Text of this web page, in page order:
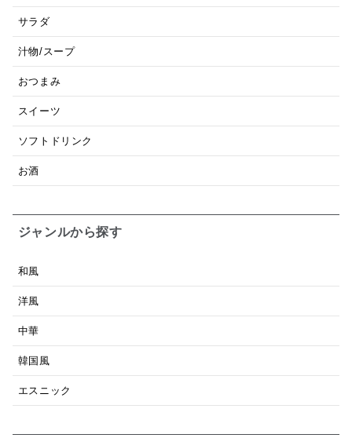
サラダ
汁物/スープ
おつまみ
スイーツ
ソフトドリンク
お酒
ジャンルから探す
和風
洋風
中華
韓国風
エスニック